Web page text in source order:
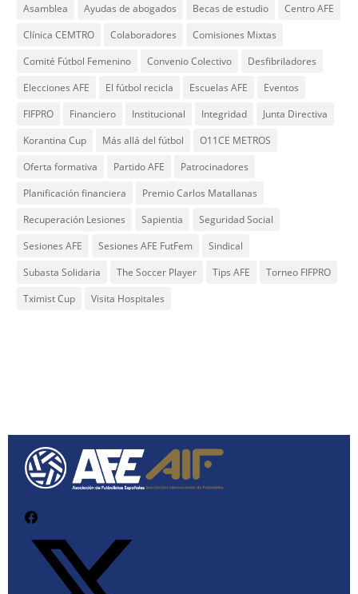
Asamblea
Ayudas de abogados Becas de estudio
Centro AFE
Clínica CEMTRO
Colaboradores
Comisiones Mixtas
Comité Fútbol Femenino
Convenio Colectivo
Desfibriladores
Elecciones AFE
El fútbol recicla Escuelas AFE
Eventos
FIFPRO
Financiero Institucional Integridad
Junta Directiva
Korantina Cup
Más allá del fútbol
O11CE METROS
Oferta formativa
Partido AFE
Patrocinadores
Planificación financiera
Premio Carlos Matallanas
Recuperación Lesiones
Sapientia
Seguridad Social
Sesiones AFE
Sesiones AFE FutFem
Sindical
Subasta Solidaria
The Soccer Player Tips AFE
Torneo FIFPRO
Tximist Cup
Visita Hospitales